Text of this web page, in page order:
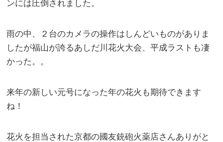
ンには圧倒されました。
雨の中、２台のカメラの操作はしんどいものがありま
したが福山が誇るあしだ川花火大会、平成ラストも凄
かった。。
来年の新しい元号になった年の花火も期待できます
ね！
花火を担当された京都の國友銃砲火薬店さんありがと